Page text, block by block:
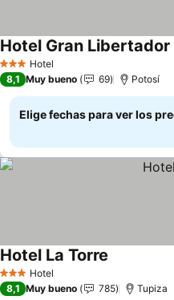
3 Estrellas
Hotel
Hotel Gran Libertador
8,1 Muy bueno 69 Potosí
Elige fechas para ver los
3 Estrellas
Hotel
Hotel La Torre
8,1 Muy bueno 785 Tupiza